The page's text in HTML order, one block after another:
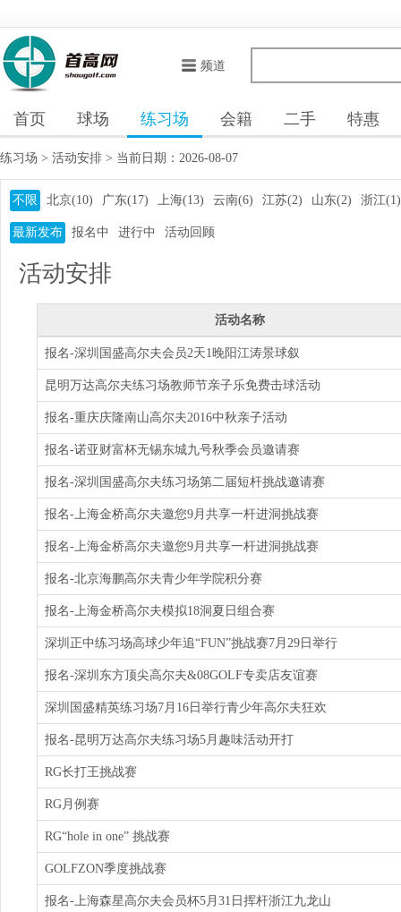
频道
首页 球场 练习场 会籍 二手 特惠
练习场 > 活动安排 > 当前日期：2026-08-07
不限 北京(10) 广东(17) 上海(13) 云南(6) 江苏(2) 山东(2) 浙江(1)
最新发布 报名中 进行中 活动回顾
活动安排
活动名称
报名-深圳国盛高尔夫会员2天1晚阳江涛景球叙
昆明万达高尔夫练习场教师节亲子乐免费击球活动
报名-重庆庆隆南山高尔夫2016中秋亲子活动
报名-诺亚财富杯无锡东城九号秋季会员邀请赛
报名-深圳国盛高尔夫练习场第二届短杆挑战邀请赛
报名-上海金桥高尔夫邀您9月共享一杆进洞挑战赛
报名-上海金桥高尔夫邀您9月共享一杆进洞挑战赛
报名-北京海鹏高尔夫青少年学院积分赛
报名-上海金桥高尔夫模拟18洞夏日组合赛
深圳正中练习场高球少年追“FUN”挑战赛7月29日举行
报名-深圳东方顶尖高尔夫&08GOLF专卖店友谊赛
深圳国盛精英练习场7月16日举行青少年高尔夫狂欢
报名-昆明万达高尔夫练习场5月趣味活动开打
RG长打王挑战赛
RG月例赛
RG“hole in one” 挑战赛
GOLFZON季度挑战赛
报名-上海森星高尔夫会员杯5月31日挥杆浙江九龙山